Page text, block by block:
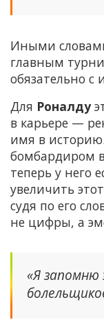
Иными
главным
обязательно с
Для Роналду
в карьере —
имя в
бомбардиром
теперь у него
увеличить
судя по его
не цифры, а
«Я